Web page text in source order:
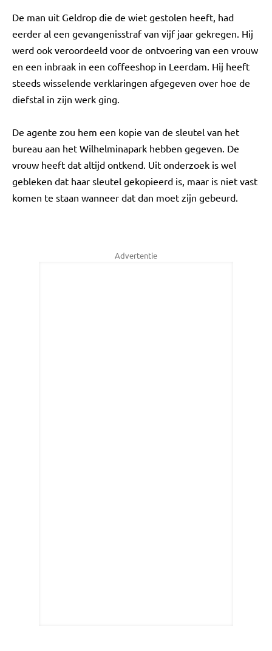
De man uit Geldrop die de wiet gestolen heeft, had
eerder al een gevangenisstraf van vijf jaar gekregen. Hij
werd ook veroordeeld voor de ontvoering van een vrouw
en een inbraak in een coffeeshop in Leerdam. Hij heeft
steeds wisselende verklaringen afgegeven over hoe de
diefstal in zijn werk ging.
De agente zou hem een kopie van de sleutel van het
bureau aan het Wilhelminapark hebben gegeven. De
vrouw heeft dat altijd ontkend. Uit onderzoek is wel
gebleken dat haar sleutel gekopieerd is, maar is niet vast
komen te staan wanneer dat dan moet zijn gebeurd.
Advertentie